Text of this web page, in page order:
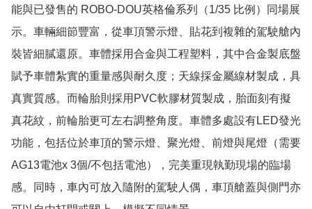
能與已發售的 ROBO-DOU英格倫系列（1/35 比例）同場展
示。車輛細節豐富，從車頂警示燈、貼花到複雜的駕駛艙內
裝皆細膩還原。車體採用合金與工程塑料，其中合金製底盤
賦予車體紮實的重量感與耐久度；天線採金屬線材製成，具
真實質感。而輪胎則採用PVC軟膠材質製成，胎面刻有擬
真花紋，前輪胎更可左右調整角度。車體多處設有LED發光
功能，包括位於車頂的警示燈、聚光燈、前燈與尾燈（需要
AG13電池x 3個/不包括電池），完美重現執勤現場的臨場
感。同時，車內可放入隨附的駕駛人偶，車頂艙蓋與側門亦